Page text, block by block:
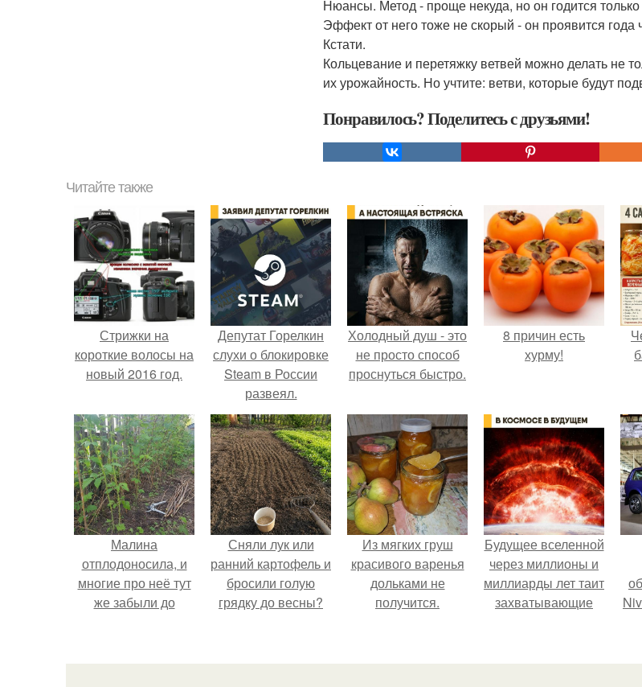
Нюансы. Метод - проще некуда, но он годится
Эффект от него тоже не скорый - он проявится года
Кстати.
Кольцевание и перетяжку ветвей можно делать не
их урожайность. Но учтите: ветви, которые будут
Понравилось? Поделитесь с друзьями!
Читайте также
Стрижки на
короткие волосы на
новый 2016 год.
Депутат Горелкин
слухи о блокировке
Steam в России
развеял.
Холодный душ - это
не просто способ
проснуться быстро.
8 причин есть
хурму!
Малина
отплодоносила, и
многие про неё тут
же забыли до
Сняли лук или
ранний картофель и
бросили голую
грядку до весны?
Из мягких груш
красивого варенья
дольками не
получится.
Будущее вселенной
через миллионы и
миллиарды лет таит
захватывающие